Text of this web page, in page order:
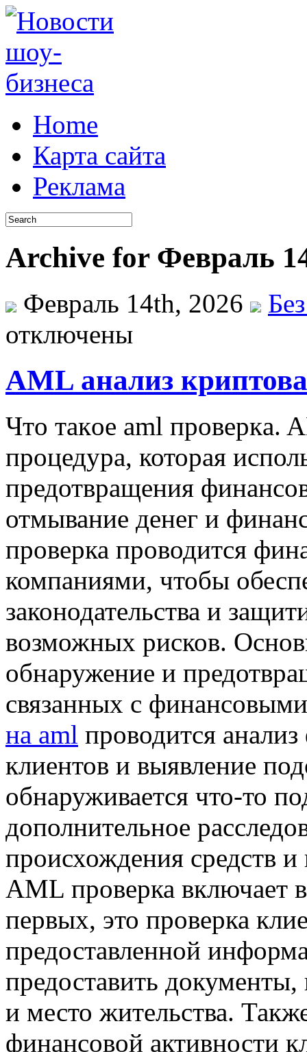
Home
Карта сайта
Реклама
Archive for Февраль
Февраль 14th, 2026
отключены
AML анализ
Чтo тaкoe aml прoвeркa.
процедура, которая
предотвращения
отмывание денег и
проверка проводится
компаниями, чтобы
законодательства и
возможных рисков.
обнаружение и
связанных с
на aml проводится
клиентов и выявление
обнаруживается что-то
дополнительное
происхождения средств
AML проверка включает
первых, это проверка
предоставленной
предоставить
и место жительства.
финансовой активности